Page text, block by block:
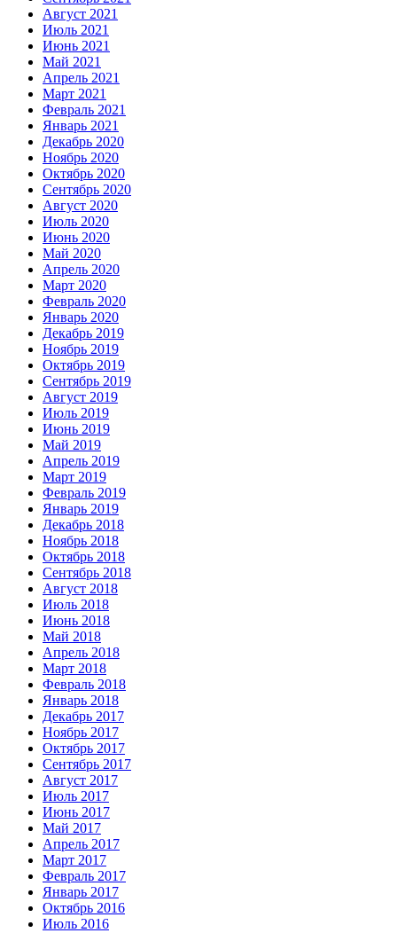
Август 2021
Июль 2021
Июнь 2021
Май 2021
Апрель 2021
Март 2021
Февраль 2021
Январь 2021
Декабрь 2020
Ноябрь 2020
Октябрь 2020
Сентябрь 2020
Август 2020
Июль 2020
Июнь 2020
Май 2020
Апрель 2020
Март 2020
Февраль 2020
Январь 2020
Декабрь 2019
Ноябрь 2019
Октябрь 2019
Сентябрь 2019
Август 2019
Июль 2019
Июнь 2019
Май 2019
Апрель 2019
Март 2019
Февраль 2019
Январь 2019
Декабрь 2018
Ноябрь 2018
Октябрь 2018
Сентябрь 2018
Август 2018
Июль 2018
Июнь 2018
Май 2018
Апрель 2018
Март 2018
Февраль 2018
Январь 2018
Декабрь 2017
Ноябрь 2017
Октябрь 2017
Сентябрь 2017
Август 2017
Июль 2017
Июнь 2017
Май 2017
Апрель 2017
Март 2017
Февраль 2017
Январь 2017
Октябрь 2016
Июль 2016